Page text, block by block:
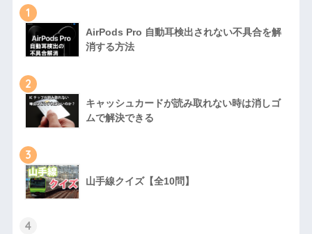
1
AirPods Pro 自動耳検出されない不具合を解
消する方法
2
キャッシュカードが読み取れない時は消しゴ
ムで解決できる
3
山手線クイズ【全10問】
4